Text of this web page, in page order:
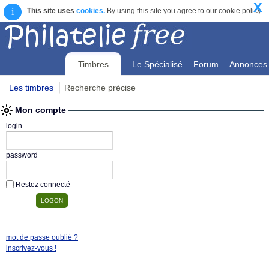
i This site uses cookies.By using this site you agree to our cookie policy.
X
Timbres Le Spécialisé Forum Annonces
Les timbres Recherche précise
Mon compte
login
password
Restez connecté
mot de passe oublié ?
inscrivez-vous !